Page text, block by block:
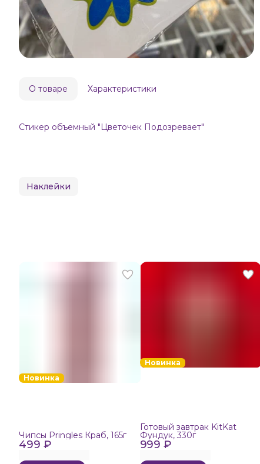
О товаре Характеристики
Стикер объемный "Цветочек Подозревает"
Наклейки
Новинка
499 ₽
Чипсы Pringles Краб, 165г
Новинка
999 ₽
Готовый завтрак KitKat
Фундук, 330г